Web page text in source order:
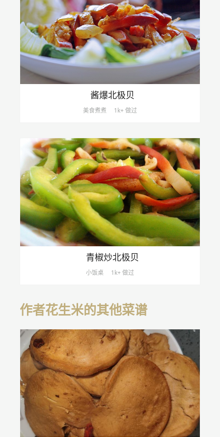
酱爆北极贝
美食煮煮 1k+ 做过
青椒炒北极贝
小饭桌 1k+ 做过
作者花生米的其他菜谱